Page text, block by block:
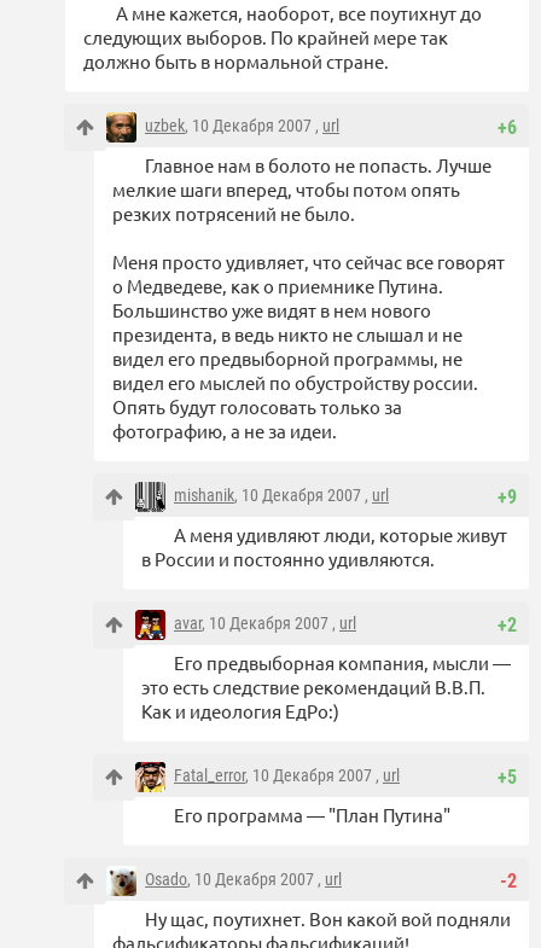
А мне кажется, наоборот, все поутихнут до
следующих выборов. По крайней мере так
должно быть в нормальной стране.
+6
uzbek, 10 Декабря 2007 , url
Главное нам в болото не попасть. Лучше
мелкие шаги вперед, чтобы потом опять
резких потрясений не было.
Меня просто удивляет, что сейчас все говорят
о Медведеве, как о приемнике Путина.
Большинство уже видят в нем нового
президента, в ведь никто не слышал и не
видел его предвыборной программы, не
видел его мыслей по обустройству россии.
Опять будут голосовать только за
фотографию, а не за идеи.
+9
mishanik, 10 Декабря 2007 , url
А меня удивляют люди, которые живут
в России и постоянно удивляются.
+2
avar, 10 Декабря 2007 , url
Его предвыборная компания, мысли —
это есть следствие рекомендаций В.В.П.
Как и идеология ЕдРо:)
+5
Fatal_error, 10 Декабря 2007 , url
Его программа — "План Путина"
-2
Osado, 10 Декабря 2007 , url
Ну щас, поутихнет. Вон какой вой подняли
фальсификаторы фальсификаций!